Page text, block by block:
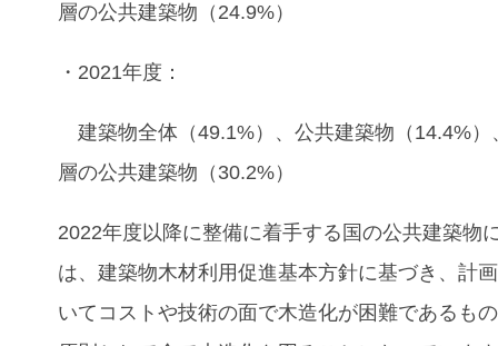
層の公共建築物（24.9%）
・2021年度：
建築物全体（49.1%）、公共建築物（14.4%）
層の公共建築物（30.2%）
2022年度以降に整備に着手する国の公共建築物
は、建築物木材利用促進基本方針に基づき、計
いてコストや技術の面で木造化が困難であるも